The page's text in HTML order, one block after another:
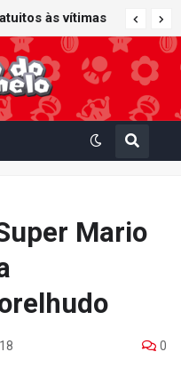
às vítimas
50 milhões
Mario
0